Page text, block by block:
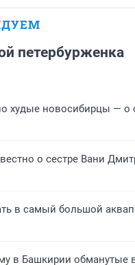
петербурженка
худые новосибирцы — о
о сестре Вани
в самый большой
в Башкирии